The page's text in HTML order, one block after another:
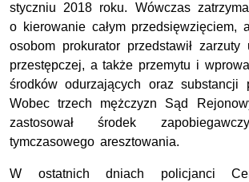
styczniu 2018 roku. Wówczas
o kierowanie całym przedsięwzięciem,
osobom prokurator przedstawił zarzuty
przestępczej, a także przemytu i
środków odurzających oraz substancji
Wobec trzech mężczyzn Sąd
zastosował środek
tymczasowego aresztowania.
W ostatnich dniach policjanci